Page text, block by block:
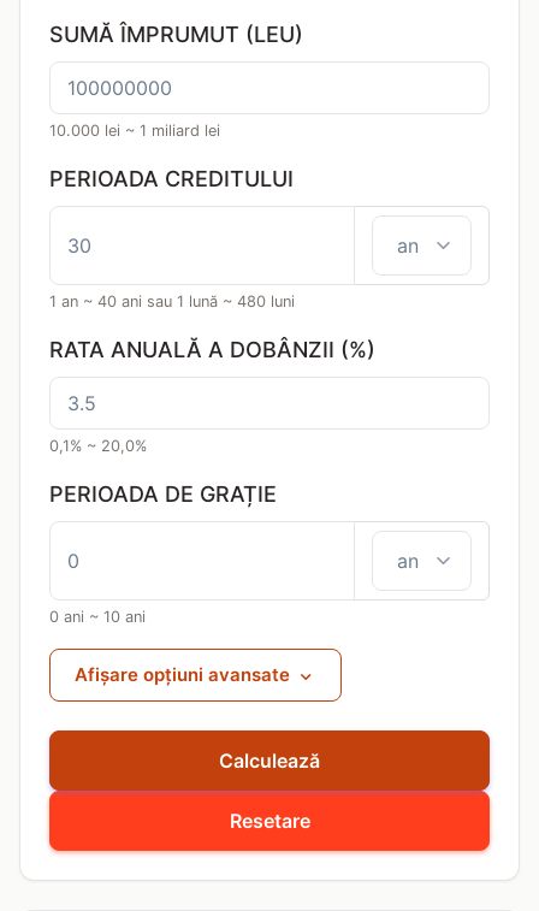
SUMĂ ÎMPRUMUT (LEU)
10.000 lei ~ 1 miliard lei
PERIOADA CREDITULUI
1 an ~ 40 ani sau 1 lună ~ 480 luni
RATA ANUALĂ A DOBÂNZII (%)
0,1% ~ 20,0%
PERIOADA DE GRAȚIE
0 ani ~ 10 ani
Afișare opțiuni avansate
Resetare
Calculează